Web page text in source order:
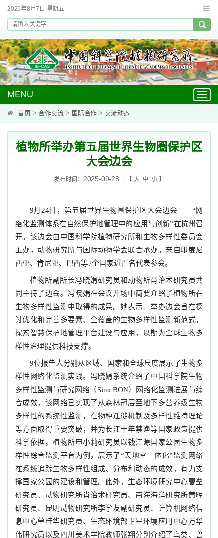
2026年8月7日 星期五
MENU
首页 > 合作交流 > 国际合作 > 交流动态
植物所举办第五届世界生物圈保护区
大会边会
发布时间： 2025-09-28 | 【 大 中 小】
9月24日，第五届世界生物圈保护区大会边会——“网
络化监测体系在自然保护地管理中的应用与创新”在杭州召
开。该边会由中国科学院植物研究所和生物多样性委员会
主办，动物研究所与国际动物学会联合承办。来自印度尼
西亚、肯尼亚、巴西等7个国家近百名代表参会。
植物所副所长冯晓娟研究员和动物所肖治术研究员共
同主持了边会。冯晓娟在会议开场中简要介绍了植物所在
生物多样性监测中取得的成果。她表示，举办边会旨在探
讨优化和完善多要素、全覆盖的生物多样性监测新范式，
探索智慧保护地管理平台建设与应用，以期为全球生物多
样性治理提供科技支撑。
9位报告人分别从区域、国家和全球尺度展示了生物多
样性网络化监测实践。冯晓娟系统介绍了中国科学院生物
多样性监测与研究网络（Sino BON）网络化监测进展与综
合成效，该网络已实现了从森林冠层至地下多营养级生物
多样性的系统性监测，在物种迁徙机制及多样性维持理论
等方面取得重要突破，并为长江十年禁渔等国家政策提供
科学依据。植物所申小莉研究员以钱江源国家公园生物多
样性综合监测平台为例，展示了“天地空一体化”监测网络
在系统追踪生物多样性组成、分布和动态的成效，有力支
撑国家公园的建设和管理。此外，生态环境研究中心曹垒
研究员、动物研究所肖治术研究员、南海海洋研究所黄晖
研究员、昆明动物研究所李学友副研究员、计算机网络信
息中心单桂华研究员、生态环境部卫星环境应用中心万华
伟研究员以及四川美术学院教师张翔分别介绍了鸟类、兽